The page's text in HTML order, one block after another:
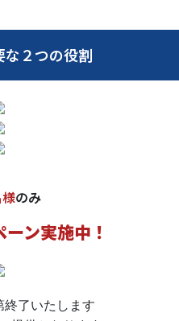
な２つの役割
のみ
ン実施中！
了いたします